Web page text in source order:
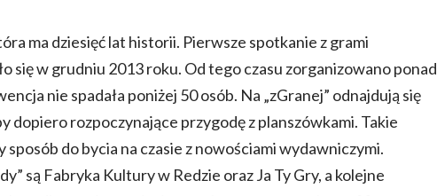
ma dziesięć lat historii. Pierwsze spotkanie z grami
się w grudniu 2013 roku. Od tego czasu zorganizowano ponad
nie spadała poniżej 50 osób. Na „zGranej” odnajdują się
dopiero rozpoczynające przygodę z planszówkami. Takie
sposób do bycia na czasie z nowościami wydawniczymi.
są Fabryka Kultury w Redzie oraz Ja Ty Gry, a kolejne